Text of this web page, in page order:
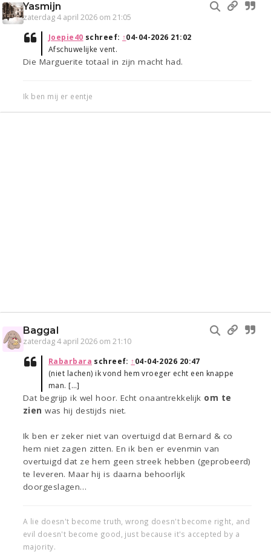
Yasmijn
zaterdag 4 april 2026 om 21:05
Joepie40 schreef: ↑04-04-2026 21:02
Afschuwelijke vent.
Die Marguerite totaal in zijn macht had.
Ik ben mij er eentje
Baggal
zaterdag 4 april 2026 om 21:10
Rabarbara schreef: ↑04-04-2026 20:47
(niet lachen) ik vond hem vroeger echt een knappe
man. […]
Dat begrijp ik wel hoor. Echt onaantrekkelijk om te
zien was hij destijds niet.
Ik ben er zeker niet van overtuigd dat Bernard & co
hem niet zagen zitten. En ik ben er evenmin van
overtuigd dat ze hem geen streek hebben (geprobeerd)
te leveren. Maar hij is daarna behoorlijk
doorgeslagen…
A lie doesn't become truth, wrong doesn't become right, and
evil doesn't become good, just because it's accepted by a
majority.